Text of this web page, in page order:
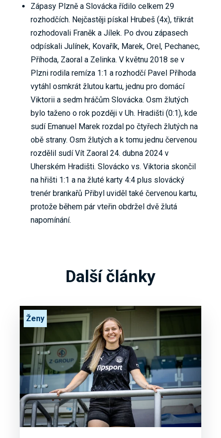
Zápasy Plzně a Slovácka řídilo celkem 29
rozhodčích. Nejčastěji pískal Hrubeš (4x), třikrát
rozhodovali Franěk a Jílek. Po dvou zápasech
odpískali Julínek, Kovařík, Marek, Orel, Pechanec,
Příhoda, Zaoral a Zelinka. V květnu 2018 se v
Plzni rodila remíza 1:1 a rozhodčí Pavel Příhoda
vytáhl osmkrát žlutou kartu, jednu pro domácí
Viktorii a sedm hráčům Slovácka. Osm žlutých
bylo taženo o rok později v Uh. Hradišti (0:1), kde
sudí Emanuel Marek rozdal po čtyřech žlutých na
obě strany. Osm žlutých a k tomu jednu červenou
rozdělil sudí Vít Zaoral 24. dubna 2024 v
Uherském Hradišti. Slovácko vs. Viktoria skončil
na hřišti 1:1 a na žluté karty 4:4 plus slovácký
trenér brankařů Přibyl uviděl také červenou kartu,
protože během pár vteřin obdržel dvě žlutá
napomínání.
Další články
Ženy